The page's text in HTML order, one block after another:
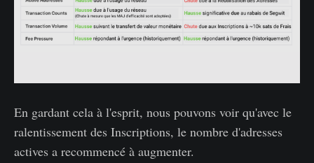
En gardant cela à l'esprit, nous pouvons voir qu'avec le
ralentissement des Inscriptions, le nombre d'adresses
actives a recommencé à augmenter.